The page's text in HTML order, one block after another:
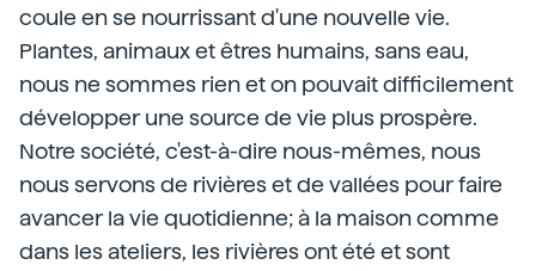
coule en se nourrissant d'une nouvelle vie.
Plantes, animaux et êtres humains, sans eau,
nous ne sommes rien et on pouvait difficilement
développer une source de vie plus prospère.
Notre société, c'est-à-dire nous-mêmes, nous
nous servons de rivières et de vallées pour faire
avancer la vie quotidienne; à la maison comme
dans les ateliers, les rivières ont été et sont